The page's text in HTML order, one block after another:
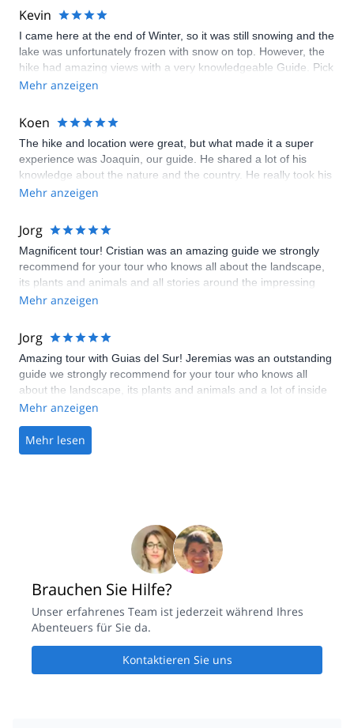
to Confluencia is worth the trouble if you are staying in
Mendoza (or nearby, I travelled from Chile just for this hike).
Depending on your fitness level, Joaquin can find a hike that
will suit you and give you an experience of the Andes
mountains that you wont get anywhere else.
Kevin
I came here at the end of Winter, so it was still snowing and the
lake was unfortunately frozen with snow on top. However, the
hike had amazing views with a very knowledgeable Guide. Pick
up was on time and all information was given to me as needed.
Mehr anzeigen
Koen
The hike and location were great, but what made it a super
experience was Joaquin, our guide. He shared a lot of his
knowledge about the nature and the country. He really took his
time and let you enjoy all the surroundings have to offer. On
mayonaise) with an incredible view. If we ever go back to
Argentina we’ll definitely book another day with him. Thanks for
making mendoza unforgettable!
Mehr anzeigen
Jorg
Magnificent tour! Cristian was an amazing guide we strongly
recommend for your tour who knows all about the landscape,
its plants and animals and all stories around the impressing
climbing, trekking and expedition destination in the area!
Mehr anzeigen
Jorg
Amazing tour with Guias del Sur! Jeremias was an outstanding
guide we strongly recommend for your tour who knows all
about the landscape, its plants and animals and a lot of inside
stories and all climbing routes and trekking tours in the area!
Mehr anzeigen
Mehr lesen
Brauchen Sie Hilfe?
Unser erfahrenes Team ist jederzeit während Ihres
Abenteuers für Sie da.
Kontaktieren Sie uns